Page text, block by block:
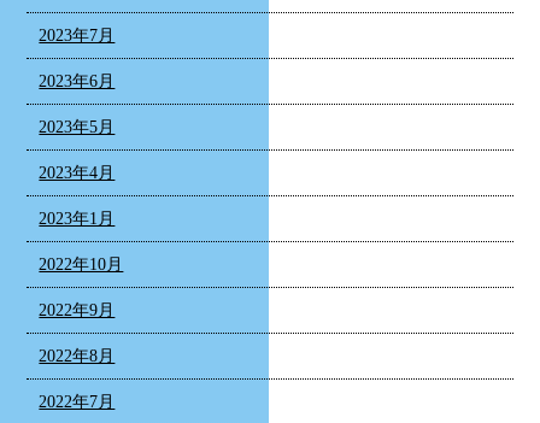
2023年7月
2023年6月
2023年5月
2023年4月
2023年1月
2022年10月
2022年9月
2022年8月
2022年7月